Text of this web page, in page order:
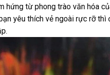
hứng từ phong trào văn hóa
yêu thích vẻ ngoài rực rỡ